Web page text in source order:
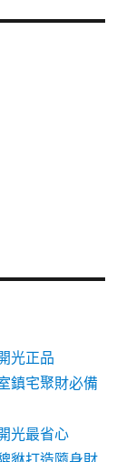
光正品
鎮宅聚財必備
光最省心